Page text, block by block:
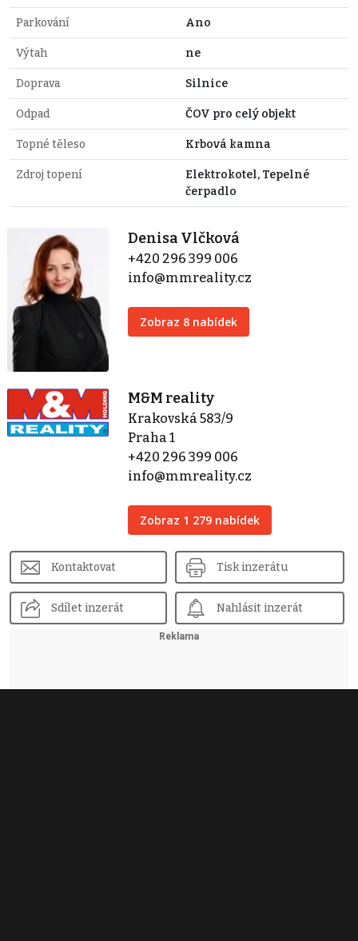
Parkování Ano
Výtah ne
Doprava Silnice
Odpad ČOV pro celý objekt
Topné těleso Krbová kamna
Zdroj topení
Elektrokotel, Tepelné
čerpadlo
Denisa Vlčková
+420 296 399 006
info@mmreality.cz
Zobraz 8 nabídek
M&M reality
Krakovská 583/9
Praha 1
+420 296 399 006
info@mmreality.cz
Zobraz 1 279 nabídek
Kontaktovat Tisk inzerátu
Sdílet inzerát Nahlásit inzerát